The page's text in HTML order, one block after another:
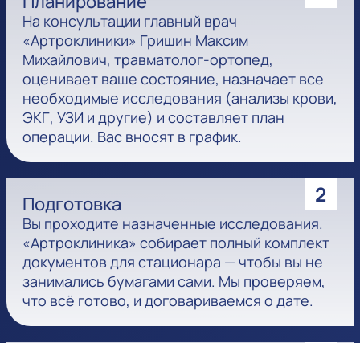
На консультации главный врач
«Артроклиники» Гришин Максим
Михайлович, травматолог-ортопед,
оценивает ваше состояние, назначает все
необходимые исследования (анализы крови,
ЭКГ, УЗИ и другие) и составляет план
операции. Вас вносят в график.
2
Подготовка
Вы проходите назначенные исследования.
«Артроклиника» собирает полный комплект
документов для стационара — чтобы вы не
занимались бумагами сами. Мы проверяем,
что всё готово, и договариваемся о дате.